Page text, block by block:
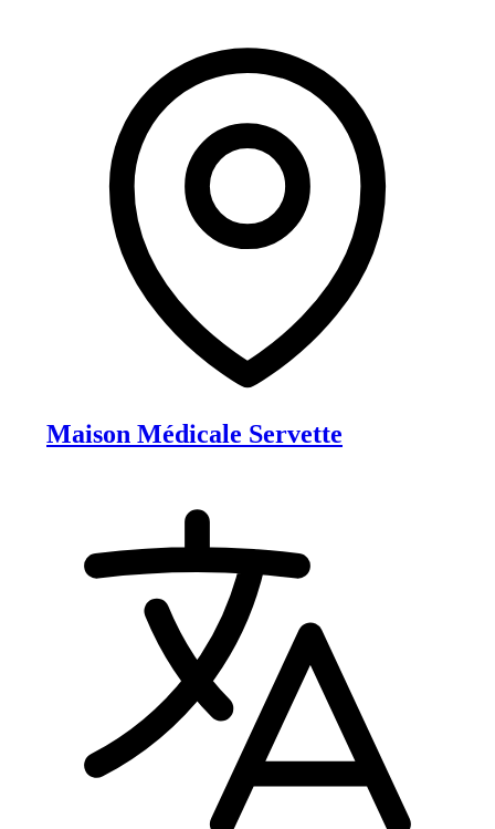
Maison Médicale Servette